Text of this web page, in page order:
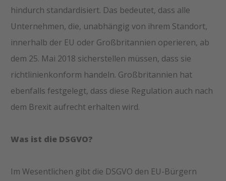
hindurch standardisiert. Das bedeutet, dass alle
Unternehmen, die, unabhängig von ihrem Standort,
innerhalb der EU oder Großbritannien operieren, ab
dem 25. Mai 2018 sicherstellen müssen, dass sie
richtlinienkonform handeln. Großbritannien hat
ebenfalls festgelegt, dass diese Regulation auch nach
dem Brexit aufrecht erhalten wird.
Was ist die DSGVO?
Im Wesentlichen gibt die DSGVO den EU-Bürgern